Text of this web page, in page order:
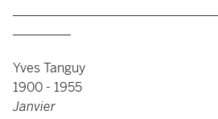
Yves Tanguy
1900 - 1955
Janvier